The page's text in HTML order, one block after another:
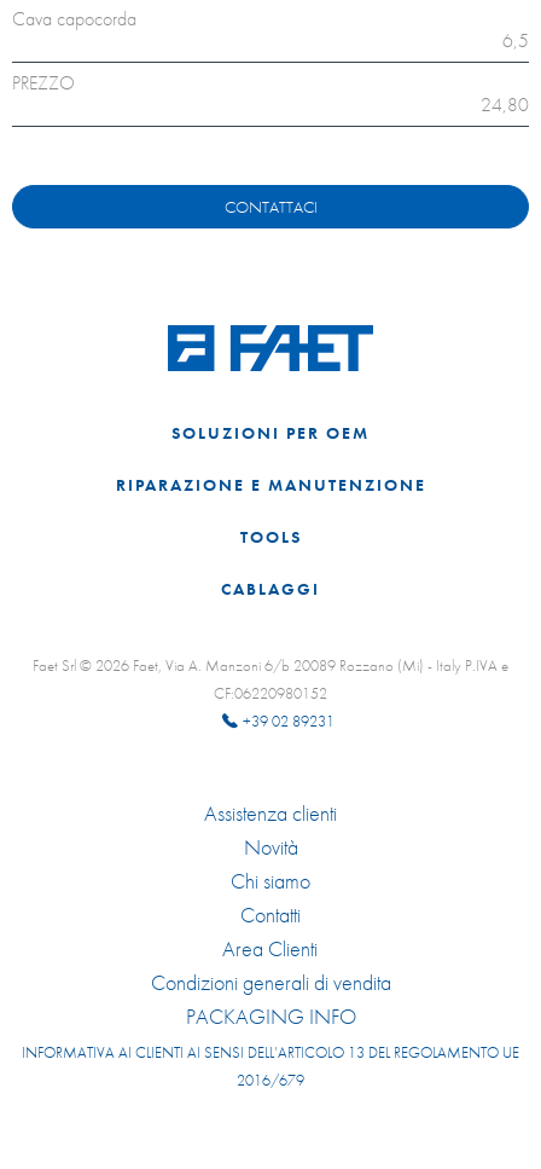
Cava capocorda
6,5
PREZZO
24,80
CONTATTACI
SOLUZIONI PER OEM
RIPARAZIONE E MANUTENZIONE
TOOLS
CABLAGGI
Faet Srl © 2026 Faet, Via A. Manzoni 6/b 20089 Rozzano (Mi) - Italy P.IVA e
CF:06220980152
+39 02 89231
Assistenza clienti
Novità
Chi siamo
Contatti
Area Clienti
Condizioni generali di vendita
PACKAGING INFO
INFORMATIVA AI CLIENTI AI SENSI DELL’ARTICOLO 13 DEL REGOLAMENTO UE
2016/679